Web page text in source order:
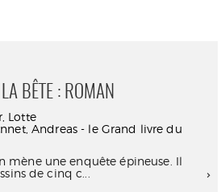
BÊTE : ROMAN
Lotte
Andreas - le Grand livre du
mène une enquête épineuse. Il
de cinq c...